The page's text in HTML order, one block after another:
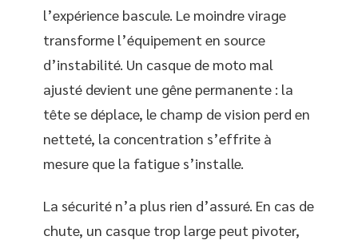
l’expérience bascule. Le moindre virage
transforme l’équipement en source
d’instabilité. Un casque de moto mal
ajusté devient une gêne permanente : la
tête se déplace, le champ de vision perd en
netteté, la concentration s’effrite à
mesure que la fatigue s’installe.
La sécurité n’a plus rien d’assuré. En cas de
chute, un casque trop large peut pivoter,